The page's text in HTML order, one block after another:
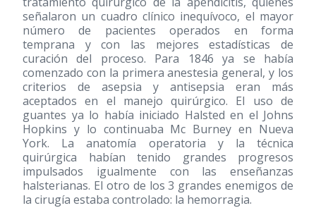
señalaron un cuadro clínico inequívoco, el mayor
número de pacientes operados en forma
temprana y con las mejores estadísticas de
curación del proceso. Para 1846 ya se había
comenzado con la primera anestesia general, y los
criterios de asepsia y antisepsia eran más
aceptados en el manejo quirúrgico. El uso de
guantes ya lo había iniciado Halsted en el Johns
Hopkins y lo continuaba Mc Burney en Nueva
York. La anatomía operatoria y la técnica
quirúrgica habían tenido grandes progresos
impulsados igualmente con las enseñanzas
halsterianas. El otro de los 3 grandes enemigos de
la cirugía estaba controlado: la hemorragia.